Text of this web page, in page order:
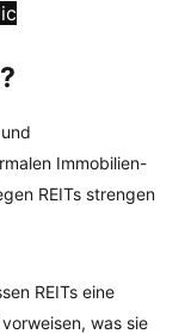
Immobilien-
REITs strengen
REITs eine
was sie